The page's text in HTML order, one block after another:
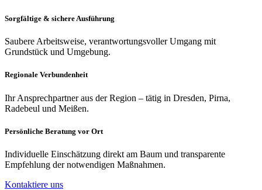
Sorgfältige & sichere Ausführung
Saubere Arbeitsweise, verantwortungsvoller Umgang mit
Grundstück und Umgebung.
Regionale Verbundenheit
Ihr Ansprechpartner aus der Region – tätig in Dresden, Pirna,
Radebeul und Meißen.
Persönliche Beratung vor Ort
Individuelle Einschätzung direkt am Baum und transparente
Empfehlung der notwendigen Maßnahmen.
Kontaktiere uns